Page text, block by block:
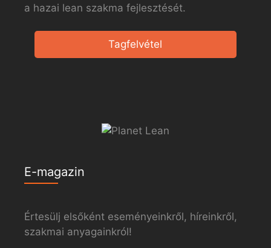
a hazai lean szakma fejlesztését.
Tagfelvétel
E-magazin
Értesülj elsőként eseményeinkről, híreinkről,
szakmai anyagainkról!